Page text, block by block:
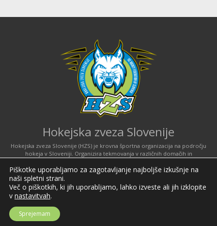
Hokejska zveza Slovenije
Hokejska zveza Slovenije (HZS) je krovna športna organizacija na področju
hokeja v Sloveniji. Organizira tekmovanja v različnih domačih in
slovenske hokejske reprezentance.
Celovška cesta 25
SI-1000 Ljubljana
Piškotke uporabljamo za zagotavljanje najboljše izkušnje na
naši spletni strani.
Več o piškotkih, ki jih uporabljamo, lahko izveste ali jih izklopite
v nastavitvah.
Sprejemam